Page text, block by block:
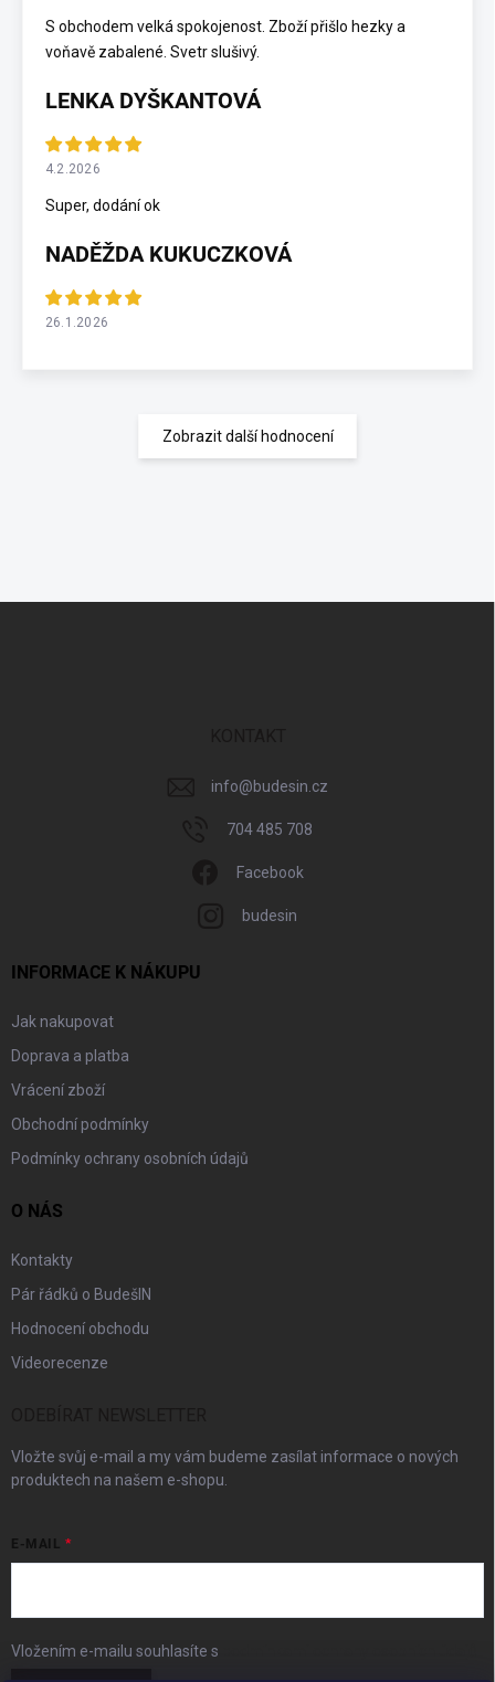
S obchodem velká spokojenost. Zboží přišlo hezky a
voňavě zabalené. Svetr slušivý.
LENKA DYŠKANTOVÁ
4.2.2026
Super, dodání ok
NADĚŽDA KUKUCZKOVÁ
26.1.2026
Zobrazit další hodnocení
info@budesin.cz
704 485 708
Facebook
budesin
INFORMACE K NÁKUPU
Jak nakupovat
Doprava a platba
Vrácení zboží
Obchodní podmínky
Podmínky ochrany osobních údajů
O NÁS
Kontakty
Pár řádků o BudešIN
Hodnocení obchodu
Videorecenze
Vložte svůj e-mail a my vám budeme zasílat informace o nových
produktech na našem e-shopu.
E-MAIL
Vložením e-mailu souhlasíte s